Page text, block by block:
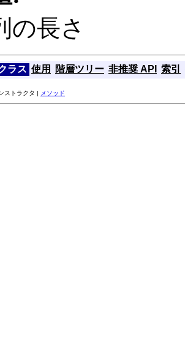
の長さ
ラス 使用 階層ツリー 非推奨 API 索引
ストラクタ |
メソッド